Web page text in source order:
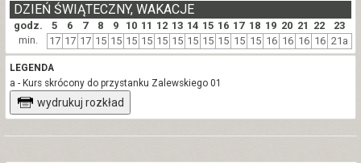
godz. 5 6 7 8 9 10 11 12 13 14 15 16 17 18 19 20 21 22 23
DZIEŃ ŚWIĄTECZNY, WAKACJE
min. 17 17 17 15 15 15 15 15 15 15 15 15 15 15 16 16 16 16 21a
LEGENDA
a - Kurs skrócony do przystanku Zalewskiego 01
wydrukuj rozkład